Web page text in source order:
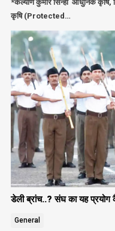
*कल्याण कुमार सिन्हा आधुनिक कृषि,
कृषि (Protected…
डेली ब्रांच..? संघ का यह प्रयोग
General